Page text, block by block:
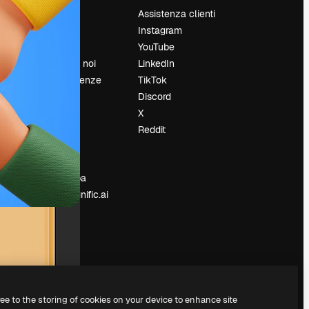
Prezzi
Chi siamo
Lavora con noi
Cerca tendenze
Slidesgo
Vendi i tuoi
contenuti
Sala stampa
Cerchi magnific.ai
Assistenza clienti
Instagram
YouTube
LinkedIn
TikTok
Discord
X
Reddit
to the storing of cookies on your device to enhance site